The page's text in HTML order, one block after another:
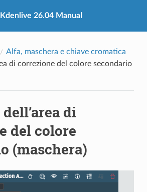
Kdenlive 26.04 Manual
Alfa, maschera e chiave cromatica
di correzione del colore secondario
di
del colore
(maschera)